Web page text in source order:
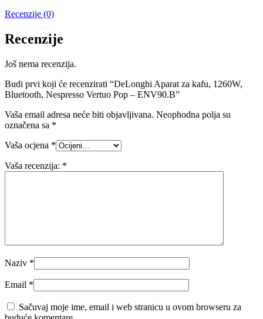
Recenzije (0)
Recenzije
Još nema recenzija.
Budi prvi koji će recenzirati “DeLonghi Aparat za kafu, 1260W,
Bluetooth, Nespresso Vertuo Pop – ENV90.B”
Vaša email adresa neće biti objavljivana. Neophodna polja su
označena sa *
Vaša ocjena *
Vaša recenzija: *
Naziv *
Email *
Sačuvaj moje ime, email i web stranicu u ovom browseru za